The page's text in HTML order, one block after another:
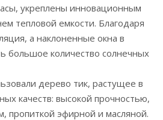
укреплены инновационным
тепловой емкости. Благодаря
а наклоненные окна в
большое количество солнечных
дерево тик, растущее в
качеств: высокой прочностью,
пропиткой эфирной и масляной.